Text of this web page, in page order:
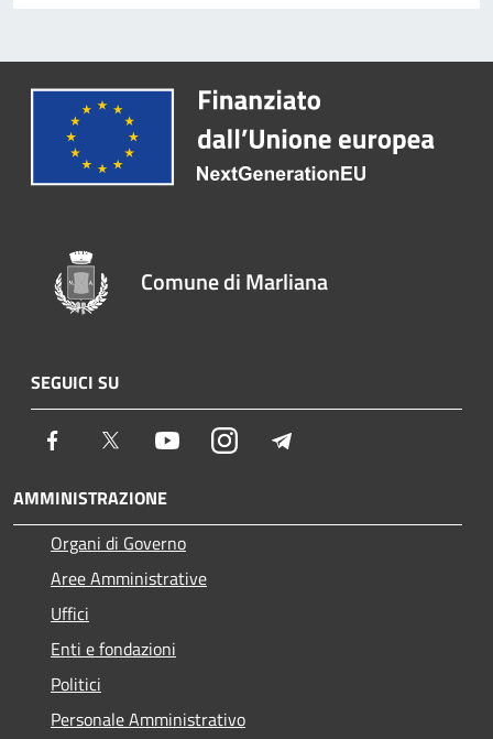
Comune di Marliana
SEGUICI SU
Facebook Twitter YoutubeInstagram
AMMINISTRAZIONE
Organi di Governo
Aree Amministrative
Uffici
Enti e fondazioni
Politici
Personale Amministrativo